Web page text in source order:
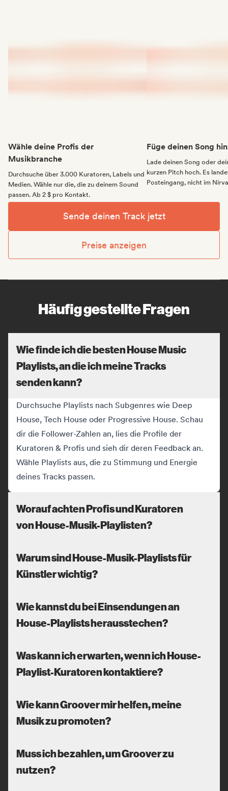
Wähle deine Profis der
Musikbranche
Durchsuche über 3.000 Kuratoren, Labels und
Medien. Wähle nur die, die zu deinem Sound
passen. Ab 2 $ pro Kontakt.
Füge deinen Song
Lade deinen Song oder
kurzen Pitch hoch. Es
Posteingang, nicht im
Sende deinen Track jetzt
Preise anzeigen
Häufig gestellte Fragen
Wie finde ich die besten House Music
Playlists, an die ich meine Tracks
senden kann?
Durchsuche Playlists nach Subgenres wie Deep
House, Tech House oder Progressive House. Schau
dir die Follower-Zahlen an, lies die Profile der
Kuratoren & Profis und sieh dir deren Feedback an.
Wähle Playlists aus, die zu Stimmung und Energie
deines Tracks passen.
Worauf achten Profis und Kuratoren
von House-Musik-Playlisten?
Warum sind House-Musik-Playlists für
Künstler wichtig?
Wie kannst du bei Einsendungen an
House-Playlists herausstechen?
Was kann ich erwarten, wenn ich House-
Playlist-Kuratoren kontaktiere?
Wie kann Groover mir helfen, meine
Musik zu promoten?
Muss ich bezahlen, um Groover zu
nutzen?